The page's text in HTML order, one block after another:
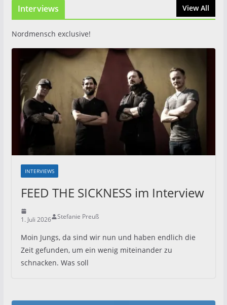
Interviews View All
Nordmensch exclusive!
INTERVIEWS
FEED THE SICKNESS im Interview
1. Juli 2026 Stefanie Preuß
Moin Jungs, da sind wir nun und haben endlich die
Zeit gefunden, um ein wenig miteinander zu
schnacken. Was soll